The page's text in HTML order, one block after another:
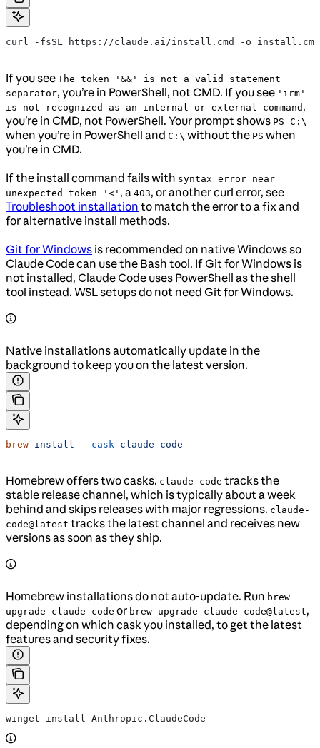
curl -fsSL https://claude.ai/install.cmd -o
If you see The token '&&' is not a valid statement
separator, you’re in PowerShell, not CMD. If you see 'irm'
is not recognized as an internal or external command ,
you’re in CMD, not PowerShell. Your prompt shows PS C:\
when you’re in PowerShell and C:\ without the PS when
you’re in CMD.
If the install command fails with syntax error near
unexpected token '<' , a 403, or another curl error, see
Troubleshoot installation to match the error to a fix and
for alternative install methods.
Git for Windows is recommended on native Windows so
Claude Code can use the Bash tool. If Git for Windows is
not installed, Claude Code uses PowerShell as the shell
tool instead. WSL setups do not need Git for Windows.
Native installations automatically update in the
background to keep you on the latest version.
brew install --cask claude-code
Homebrew offers two casks. claude-code tracks the
stable release channel, which is typically about a week
behind and skips releases with major regressions. claude-
code@latest tracks the latest channel and receives new
versions as soon as they ship.
Homebrew installations do not auto-update. Run brew
upgrade claude-code or brew upgrade claude-code@latest,
depending on which cask you installed, to get the latest
features and security fixes.
winget install Anthropic.ClaudeCode